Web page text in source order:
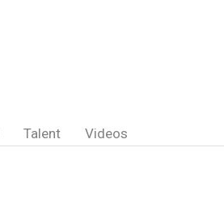
Talent Videos